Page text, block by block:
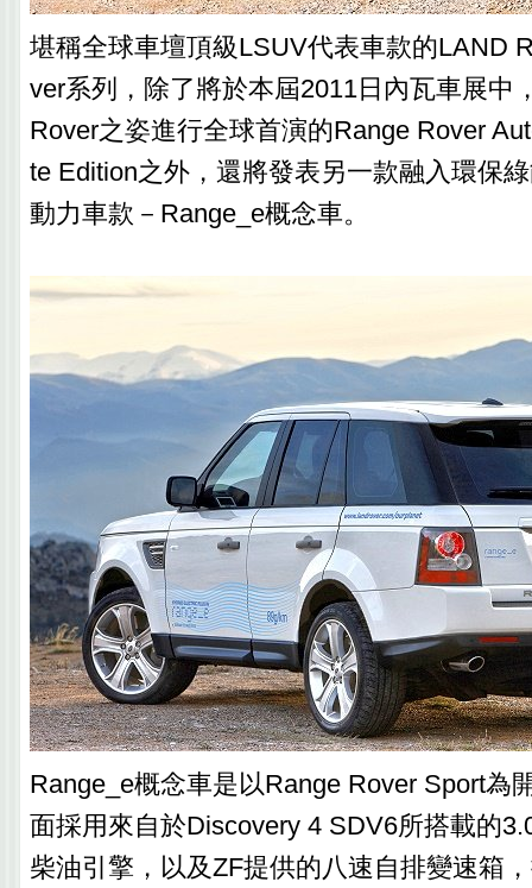
堪稱全球車壇頂級LSUV代表車款的LAND
ver系列，除了將於本屆2011日內瓦車展中
Rover之姿進行全球首演的Range Rover
te Edition之外，還將發表另一款融入環保
動力車款－Range_e概念車。
Range_e概念車是以Range Rover Sport為
面採用來自於Discovery 4 SDV6所搭載的
柴油引擎，以及ZF提供的八速自排變速箱